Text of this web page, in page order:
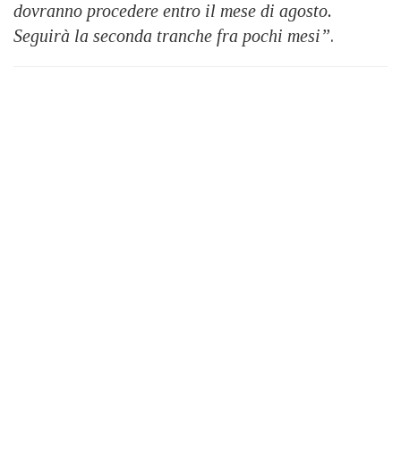
dovranno procedere entro il mese di agosto.
Seguirà la seconda tranche fra pochi mesi”.